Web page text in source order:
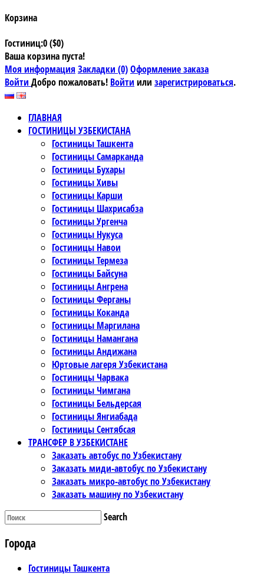
Корзина
Гостиниц:0 ($0)
Ваша корзина пуста!
Моя информация Закладки (0)Оформление заказа
Войти Добро пожаловать! Войти или зарегистрироваться.
ГЛАВНАЯ
ГОСТИНИЦЫ УЗБЕКИСТАНА
Гостиницы Ташкента
Гостиницы Самарканда
Гостиницы Бухары
Гостиницы Хивы
Гостиницы Карши
Гостиницы Шахрисабза
Гостиницы Ургенча
Гостиницы Нукуса
Гостиницы Навои
Гостиницы Термеза
Гостиницы Байсуна
Гостиницы Ангрена
Гостиницы Ферганы
Гостиницы Коканда
Гостиницы Маргилана
Гостиницы Намангана
Гостиницы Андижана
Юртовые лагеря Узбекистана
Гостиницы Чарвака
Гостиницы Чимгана
Гостиницы Бельдерсая
Гостиницы Янгиабада
Гостиницы Сентябсая
ТРАНСФЕР В УЗБЕКИСТАНЕ
Заказать автобус по Узбекистану
Заказать миди-автобус по Узбекистану
Заказать микро-автобус по Узбекистану
Заказать машину по Узбекистану
Search
Города
Гостиницы Ташкента